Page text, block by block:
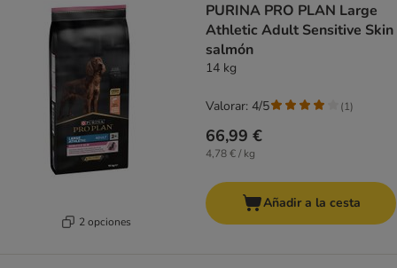
2 opciones
PURINA PRO PLAN Large
Athletic Adult Sensitive Skin
salmón
14 kg
66,99 €
4,78 € / kg
Valorar: 4/5 (1)
Añadir a la cesta